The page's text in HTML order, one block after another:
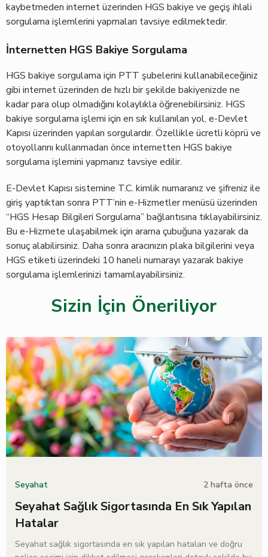
kaybetmeden internet üzerinden HGS bakiye ve geçiş ihlali
sorgulama işlemlerini yapmaları tavsiye edilmektedir.
İnternetten HGS Bakiye Sorgulama
HGS bakiye sorgulama için PTT şubelerini kullanabileceğiniz
gibi internet üzerinden de hızlı bir şekilde bakiyenizde ne
kadar para olup olmadığını kolaylıkla öğrenebilirsiniz. HGS
bakiye sorgulama işlemi için en sık kullanılan yol, e-Devlet
Kapısı üzerinden yapılan sorgulardır. Özellikle ücretli köprü ve
otoyollarını kullanmadan önce internetten HGS bakiye
sorgulama işlemini yapmanız tavsiye edilir.
E-Devlet Kapısı sistemine T.C. kimlik numaranız ve şifreniz ile
giriş yaptıktan sonra PTT’nin e-Hizmetler menüsü üzerinden
“HGS Hesap Bilgileri Sorgulama” bağlantısına tıklayabilirsiniz.
Bu e-Hizmete ulaşabilmek için arama çubuğuna yazarak da
sonuç alabilirsiniz. Daha sonra aracınızın plaka bilgilerini veya
HGS etiketi üzerindeki 10 haneli numarayı yazarak bakiye
sorgulama işlemlerinizi tamamlayabilirsiniz.
Sizin İçin Öneriliyor
Seyahat 2 hafta önce
Seyahat Sağlık Sigortasında En Sık Yapılan
Hatalar
Seyahat sağlık sigortasında en sık yapılan hataları ve doğru